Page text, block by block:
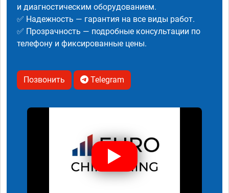
и диагностическим оборудованием.
✅ Надежность — гарантия на все виды работ.
✅ Прозрачность — подробные консультации по
телефону и фиксированные цены.
Позвонить Telegram